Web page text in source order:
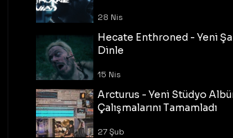
28 Nis
Hecate Enthroned - Yeni
Dinle
15 Nis
Arcturus - Yeni Stüdyo
Çalışmalarını Tamamladı
27 Şub